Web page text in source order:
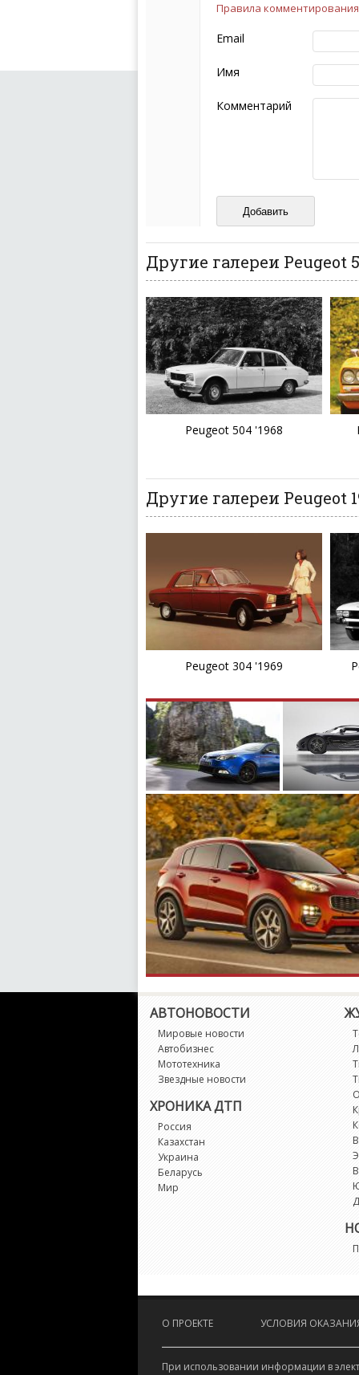
Чтобы ваш комментарий
следующих правил:
Комментарий не
эмоциональных
Не стоит
Пожалуйста, не
также призывы к
Не размещайте
И запаситесь терпением,
ваш отзыв может
Правила комментирования
Email
Имя
Комментарий
Другие галереи Peugeot
Peugeot 504 '1968
Другие галереи Peugeot
Peugeot 304 '1969
АВТОНОВОСТИ
Мировые новости
Автобизнес
Мототехника
Звездные новости
ХРОНИКА ДТП
Россия
Казахстан
Украина
Беларусь
Мир
О ПРОЕКТЕ УСЛОВИЯ
При использовании информации в